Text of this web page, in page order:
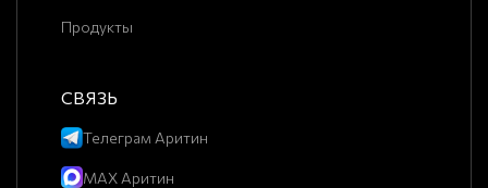
Продукты
СВЯЗЬ
Телеграм Аритин
MAX Аритин